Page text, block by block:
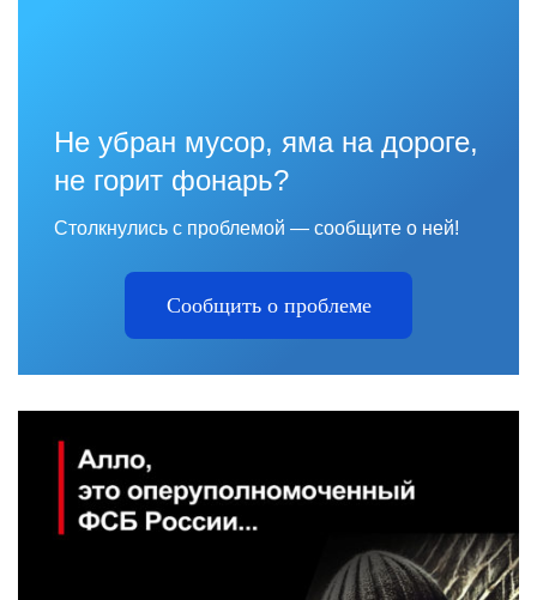
Не убран мусор, яма на дороге,
не горит фонарь?
Столкнулись с проблемой — сообщите о ней!
Сообщить о проблеме